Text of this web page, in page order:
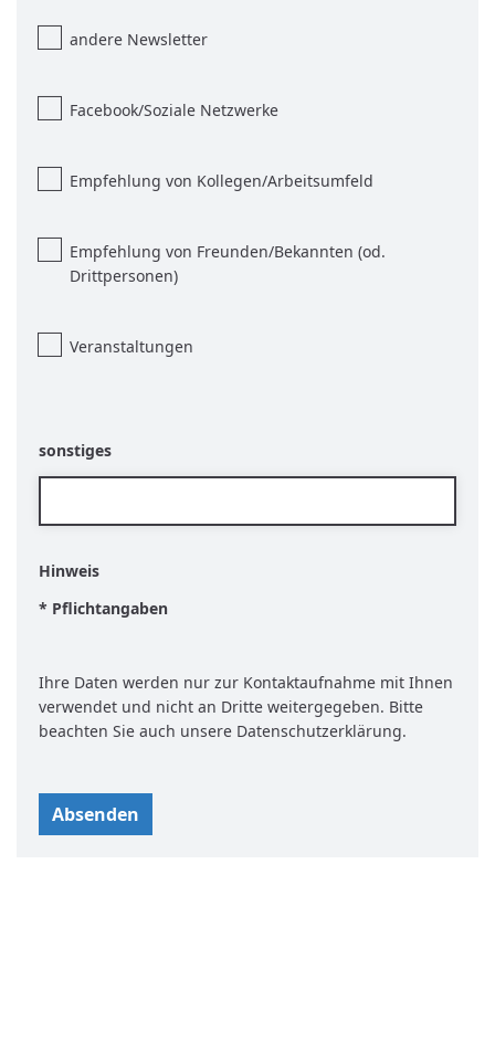
andere Newsletter
Facebook/Soziale Netzwerke
Empfehlung von Kollegen/Arbeitsumfeld
Empfehlung von Freunden/Bekannten (od.
Drittpersonen)
Veranstaltungen
sonstiges
Hinweis
* Pflichtangaben
Ihre Daten werden nur zur Kontaktaufnahme mit Ihnen
verwendet und nicht an Dritte weitergegeben. Bitte
beachten Sie auch unsere Datenschutzerklärung.